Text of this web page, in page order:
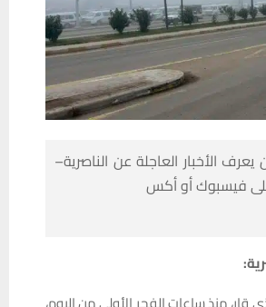
الأخبار العاجلة عن الناصرية–
على فيسبوك أو أكس